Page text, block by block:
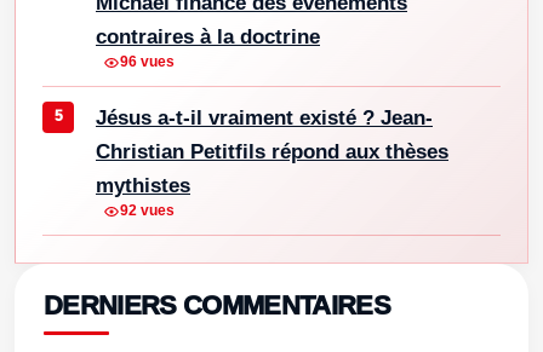
contraires à la doctrine
96 vues
Jésus a-t-il vraiment existé ? Jean-
Christian Petitfils répond aux thèses
mythistes
92 vues
DERNIERS COMMENTAIRES